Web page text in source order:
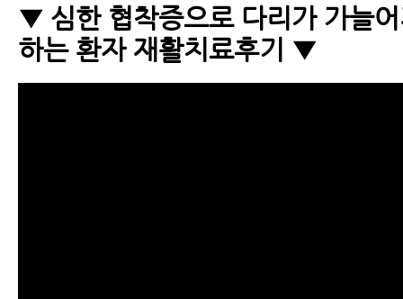
▼ 심한 협착증으로 다리가 가늘
하는 환자 재활치료후기 ▼